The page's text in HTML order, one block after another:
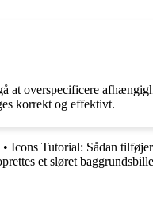
overspecificere
korrekt og effektivt.
• Icons Tutorial: Sådan
et sløret